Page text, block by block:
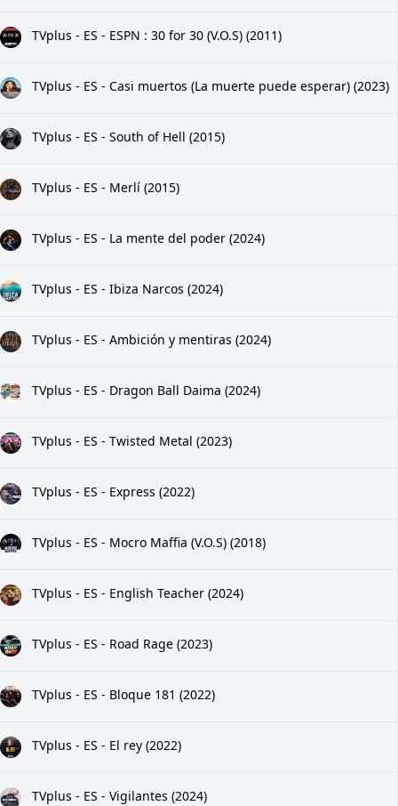
TVplus - ES - ESPN : 30 for 30 (V.O.S) (2011)
TVplus - ES - Casi muertos (La muerte puede esperar) (2023)
TVplus - ES - South of Hell (2015)
TVplus - ES - Merlí (2015)
TVplus - ES - La mente del poder (2024)
TVplus - ES - Ibiza Narcos (2024)
TVplus - ES - Ambición y mentiras (2024)
TVplus - ES - Dragon Ball Daima (2024)
TVplus - ES - Twisted Metal (2023)
TVplus - ES - Express (2022)
TVplus - ES - Mocro Maffia (V.O.S) (2018)
TVplus - ES - English Teacher (2024)
TVplus - ES - Road Rage (2023)
TVplus - ES - Bloque 181 (2022)
TVplus - ES - El rey (2022)
TVplus - ES - Vigilantes (2024)